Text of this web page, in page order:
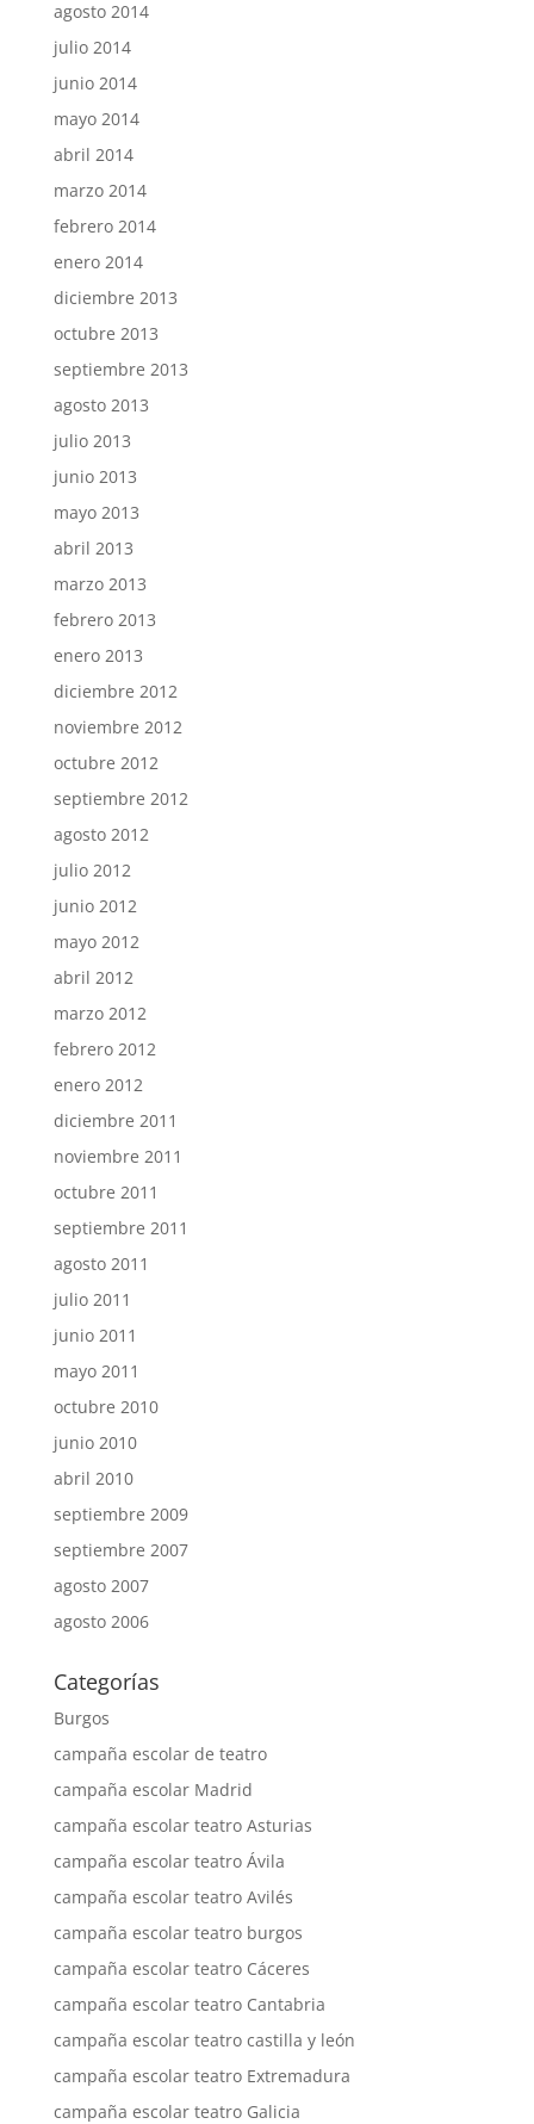
agosto 2014
julio 2014
junio 2014
mayo 2014
abril 2014
marzo 2014
febrero 2014
enero 2014
diciembre 2013
octubre 2013
septiembre 2013
agosto 2013
julio 2013
junio 2013
mayo 2013
abril 2013
marzo 2013
febrero 2013
enero 2013
diciembre 2012
noviembre 2012
octubre 2012
septiembre 2012
agosto 2012
julio 2012
junio 2012
mayo 2012
abril 2012
marzo 2012
febrero 2012
enero 2012
diciembre 2011
noviembre 2011
octubre 2011
septiembre 2011
agosto 2011
julio 2011
junio 2011
mayo 2011
octubre 2010
junio 2010
abril 2010
septiembre 2009
septiembre 2007
agosto 2007
agosto 2006
Categorías
Burgos
campaña escolar de teatro
campaña escolar Madrid
campaña escolar teatro Asturias
campaña escolar teatro Ávila
campaña escolar teatro Avilés
campaña escolar teatro burgos
campaña escolar teatro Cáceres
campaña escolar teatro Cantabria
campaña escolar teatro castilla y león
campaña escolar teatro Extremadura
campaña escolar teatro Galicia